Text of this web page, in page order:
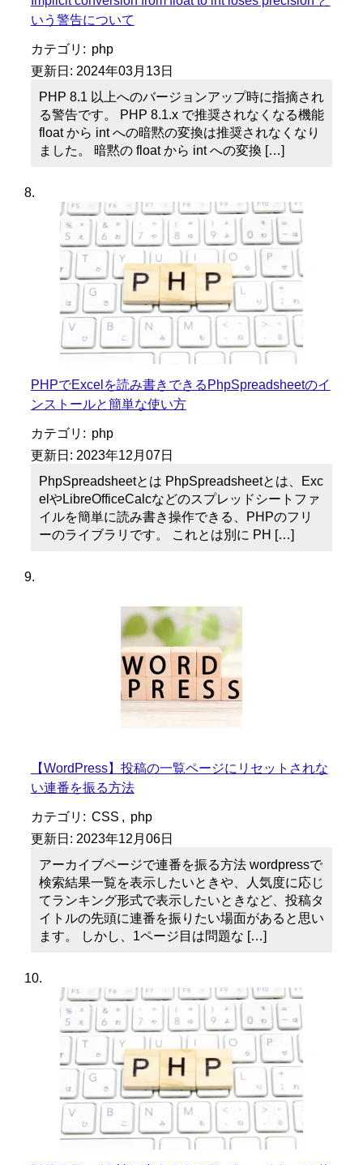
いう警告について
カテゴリ: php
更新日: 2024年03月13日
PHP 8.1 以上へのバージョンアップ時に指摘され
る警告です。 PHP 8.1.x で推奨されなくなる機能
float から int への暗黙の変換は推奨されなくなり
ました。 暗黙の float から int への変換 […]
PHPでExcelを読み書きできるPhpSpreadsheetのイ
ンストールと簡単な使い方
カテゴリ: php
更新日: 2023年12月07日
PhpSpreadsheetとは PhpSpreadsheetとは、Exc
elやLibreOfficeCalcなどのスプレッドシートファ
イルを簡単に読み書き操作できる、PHPのフリ
ーのライブラリです。 これとは別に PH […]
【WordPress】投稿の一覧ページにリセットされな
い連番を振る方法
カテゴリ: CSS , php
更新日: 2023年12月06日
アーカイブページで連番を振る方法 wordpressで
検索結果一覧を表示したいときや、人気度に応じ
てランキング形式で表示したいときなど、投稿タ
イトルの先頭に連番を振りたい場面があると思い
ます。 しかし、1ページ目は問題な […]